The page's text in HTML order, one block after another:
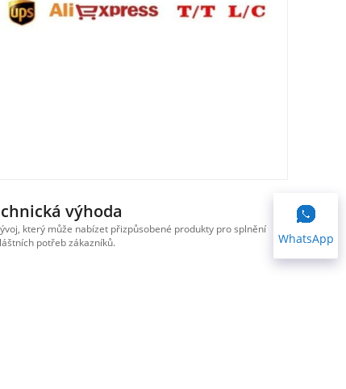
výhoda
který může nabízet přizpůsobené produkty pro splnění
potřeb zákazníků.
WhatsApp